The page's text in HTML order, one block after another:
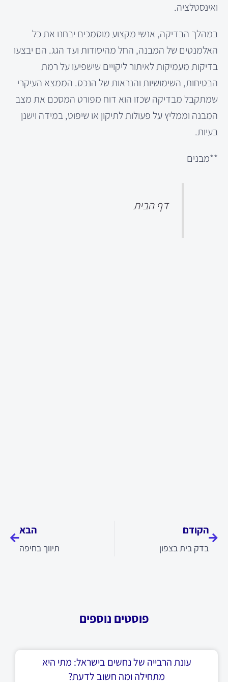
ואינסטלציה.
במהלך הבדיקה, אנשי מקצוע מוסמכים יבחנו את כל
האלמנטים של המבנה, החל מהיסודות ועד הגג. הם יבצעו
בדיקות מעמיקות לאיתור ליקויים שישפיעו על רמת
הבטיחות, השימושיות והנראות של הנכס. הממצא העיקרי
שמתקבל מבדיקה שכזו הוא דוח מפורט המסכם את מצב
המבנה וממליץ על פעולות לתיקון או שיפוט, במידה וישנן
בעיות.
**מבנים
דף הבית
הקודם
בדק בית בצפון
הבא
תיווך בחיפה
פוסטים נוספים
עונת הרבייה של נחשים בישראל: מתי היא
מתחילה ומה חשוב לדעת?